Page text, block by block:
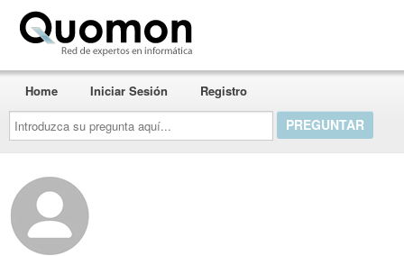
Introduzca
su
pregunta
aquí...
Home Iniciar Sesión Registro